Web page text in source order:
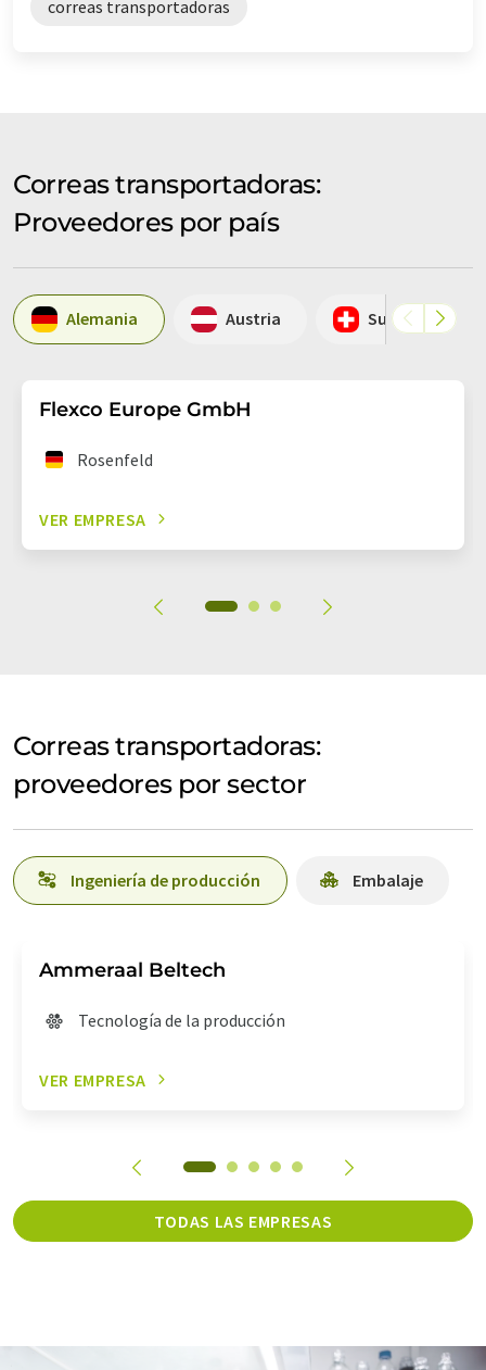
correas transportadoras
Correas transportadoras:
Proveedores por país
Alemania Austria Suiza
Flexco Europe GmbH
Rosenfeld
VER EMPRESA
Correas transportadoras:
proveedores por sector
Ingeniería de producción Embalaje
Ammeraal Beltech
Tecnología de la producción
VER EMPRESA
TODAS LAS EMPRESAS